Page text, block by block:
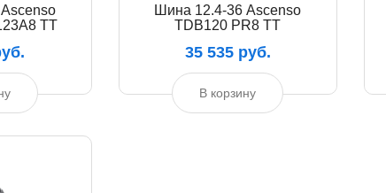
TT
Шина 12.4-36 Ascenso
TDB120 PR8 TT
35 535 руб.
В корзину